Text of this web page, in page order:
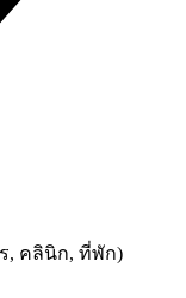
ร, คลินิก, ที่พัก)